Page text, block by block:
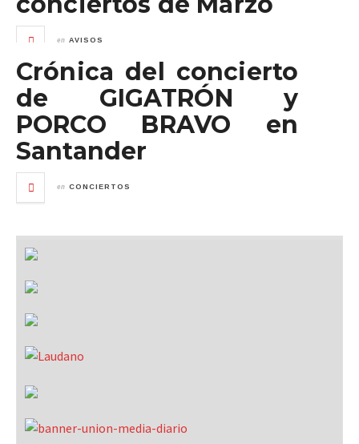
en AVISOS
Crónica del concierto
de GIGATRÓN y
PORCO BRAVO en
Santander
en CONCIERTOS